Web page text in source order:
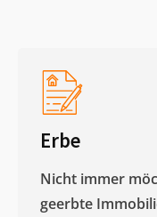
Erbe
Nicht immer
geerbte